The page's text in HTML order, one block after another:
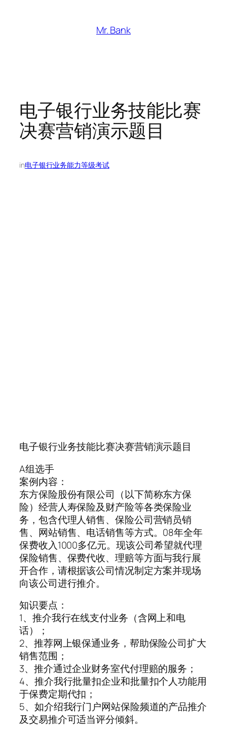
Mr. Bank
电子银行业务技能比赛
决赛营销演示题目
in电子银行业务能力等级考试
电子银行业务技能比赛决赛营销演示题目
A组选手
案例内容：
东方保险股份有限公司（以下简称东方保
险）经营人寿保险及财产险等各类保险业
务，包含代理人销售、保险公司营销员销
售、网站销售、电话销售等方式。08年全年
保费收入1000多亿元。现该公司希望就代理
保险销售、保费代收、理赔等方面与我行展
开合作，请根据该公司情况制定方案并现场
向该公司进行推介。
知识要点：
1、推介我行在线支付业务（含网上和电
话）；
2、推荐网上银保通业务，帮助保险公司扩大
销售范围；
3、推介通过企业财务室代付理赔的服务；
4、推介我行批量扣企业和批量扣个人功能用
于保费定期代扣；
5、如介绍我行门户网站保险频道的产品推介
及交易推介可适当评分倾斜。